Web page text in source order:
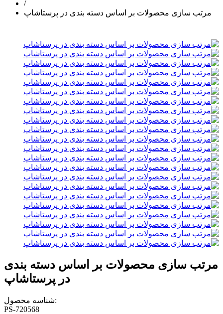
/
مرتب سازی محصولات بر اساس دسته بندی در پرستاشاپ
مرتب سازی محصولات بر اساس دسته بندی
در پرستاشاپ
شناسه محصول:
PS-720568